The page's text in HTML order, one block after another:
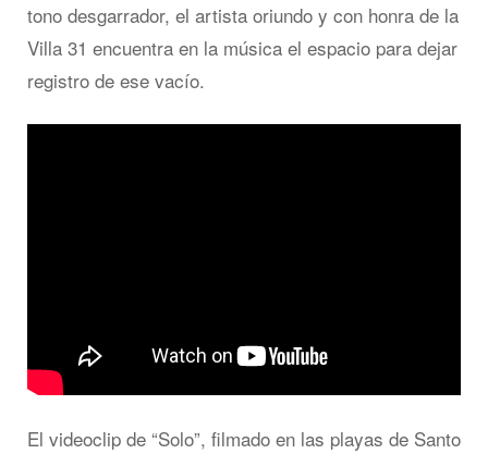
tono desgarrador, el artista oriundo y con honra de la
Villa 31 encuentra en la música el espacio para dejar
registro de ese vacío.
El videoclip de “Solo”, filmado en las playas de Santo